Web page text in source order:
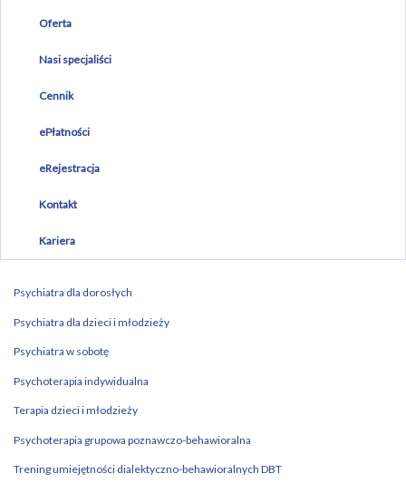
Oferta
Nasi specjaliści
Cennik
ePłatności
eRejestracja
Kontakt
Kariera
Psychiatra dla dorosłych
Psychiatra dla dzieci i młodzieży
Psychiatra w sobotę
Psychoterapia indywidualna
Terapia dzieci i młodzieży
Psychoterapia grupowa poznawczo-behawioralna
Trening umiejętności dialektyczno-behawioralnych DBT